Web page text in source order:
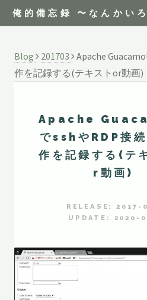
俺的備忘録 〜なんかい
Blog 201703
Apache
作を記録する(テキストor動画)
Apache
でsshやRDP接続
作を記録する(テ
r動画)
RELEASE: 2017-
UPDATE: 2020-